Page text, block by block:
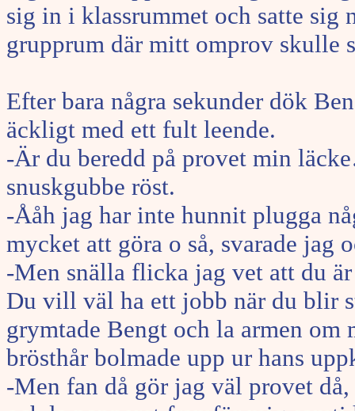
sig in i klassrummet och satte sig
grupprum där mitt omprov skulle
Efter bara några sekunder dök
äckligt med ett fult leende.
-Är du beredd på provet min
snuskgubbe röst.
-Ååh jag har inte hunnit plugga
mycket att göra o så, svarade jag
-Men snälla flicka jag vet att du
Du vill väl ha ett jobb när du blir
grymtade Bengt och la armen
brösthår bolmade upp ur hans
-Men fan då gör jag väl provet